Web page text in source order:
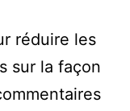
réduire les
sur la façon